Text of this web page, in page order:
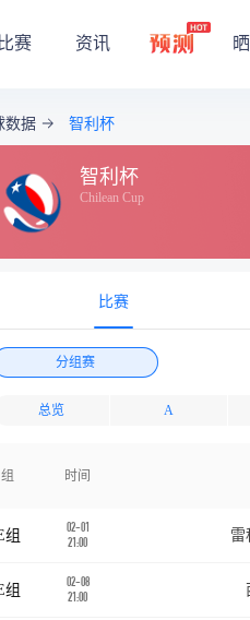
比赛 资讯
数据 智利杯
智利杯
Chilean Cup
比赛
分组赛
总览 A
组 时间
组
02-01
21:00
雷
组
02-08
21:00